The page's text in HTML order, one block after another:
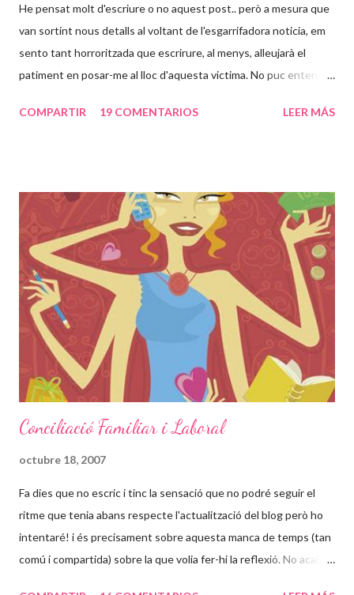
He pensat molt d'escriure o no aquest post.. però a mesura que
van sortint nous detalls al voltant de l'esgarrifadora noticia, em
sento tant horroritzada que escrirure, al menys, alleujarà el
patiment en posar-me al lloc d'aquesta victima. No puc entendre
tinc 31, això voldria dir casi tota la meva vida. És increible que
embarassos, jo que només he passat un i tractada com una
reina, com pot haver estat esta noia set cops embarassada des
dels 24 anys, haver parit set cops en aquella habitació i tenir uns
nens que no han vist la llum del dia. Nou dels vint-i-quatre anys
tancada els va passar en una única "habitació"... no em puc
imaginar en quin estat psicologic deu estar aquesta dona que
ara té 42 anys. Com no s'ha pog...
COMPARTIR 19 COMENTARIOS LEER MÁS
Conciliació Familiar i Laboral
octubre 18, 2007
Fa dies que no escric i tinc la sensació que no podré seguir el
ritme que tenia abans respecte l'actualització del blog però ho
intentaré! i és precisament sobre aquesta manca de temps (tan
comú i compartida) sobre la que volia fer-hi la reflexió. No acabo